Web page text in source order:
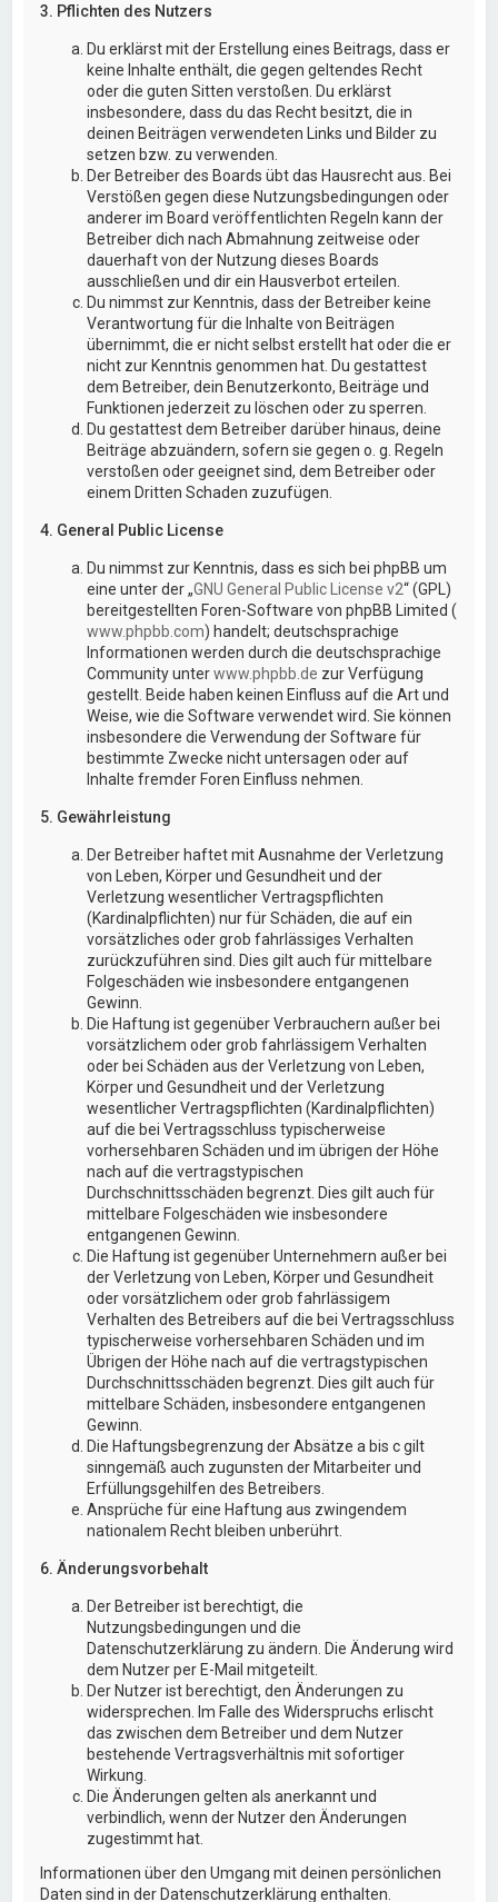
3. Pflichten des Nutzers
Du erklärst mit der Erstellung eines Beitrags, dass er
keine Inhalte enthält, die gegen geltendes Recht
oder die guten Sitten verstoßen. Du erklärst
insbesondere, dass du das Recht besitzt, die in
deinen Beiträgen verwendeten Links und Bilder zu
setzen bzw. zu verwenden.
Der Betreiber des Boards übt das Hausrecht aus. Bei
Verstößen gegen diese Nutzungsbedingungen oder
anderer im Board veröffentlichten Regeln kann der
Betreiber dich nach Abmahnung zeitweise oder
dauerhaft von der Nutzung dieses Boards
ausschließen und dir ein Hausverbot erteilen.
Du nimmst zur Kenntnis, dass der Betreiber keine
Verantwortung für die Inhalte von Beiträgen
übernimmt, die er nicht selbst erstellt hat oder die er
nicht zur Kenntnis genommen hat. Du gestattest
dem Betreiber, dein Benutzerkonto, Beiträge und
Funktionen jederzeit zu löschen oder zu sperren.
Du gestattest dem Betreiber darüber hinaus, deine
Beiträge abzuändern, sofern sie gegen o. g. Regeln
verstoßen oder geeignet sind, dem Betreiber oder
einem Dritten Schaden zuzufügen.
4. General Public License
Du nimmst zur Kenntnis, dass es sich bei phpBB um
eine unter der „GNU General Public License v2“ (GPL)
bereitgestellten Foren-Software von phpBB Limited (
www.phpbb.com) handelt; deutschsprachige
Informationen werden durch die deutschsprachige
Community unterwww.phpbb.de zur Verfügung
gestellt. Beide haben keinen Einfluss auf die Art und
Weise, wie die Software verwendet wird. Sie können
insbesondere die Verwendung der Software für
bestimmte Zwecke nicht untersagen oder auf
Inhalte fremder Foren Einfluss nehmen.
5. Gewährleistung
Der Betreiber haftet mit Ausnahme der Verletzung
von Leben, Körper und Gesundheit und der
Verletzung wesentlicher Vertragspflichten
(Kardinalpflichten) nur für Schäden, die auf ein
vorsätzliches oder grob fahrlässiges Verhalten
zurückzuführen sind. Dies gilt auch für mittelbare
Folgeschäden wie insbesondere entgangenen
Gewinn.
Die Haftung ist gegenüber Verbrauchern außer bei
vorsätzlichem oder grob fahrlässigem Verhalten
oder bei Schäden aus der Verletzung von Leben,
Körper und Gesundheit und der Verletzung
wesentlicher Vertragspflichten (Kardinalpflichten)
auf die bei Vertragsschluss typischerweise
vorhersehbaren Schäden und im übrigen der Höhe
nach auf die vertragstypischen
Durchschnittsschäden begrenzt. Dies gilt auch für
mittelbare Folgeschäden wie insbesondere
entgangenen Gewinn.
Die Haftung ist gegenüber Unternehmern außer bei
der Verletzung von Leben, Körper und Gesundheit
oder vorsätzlichem oder grob fahrlässigem
Verhalten des Betreibers auf die bei Vertragsschluss
typischerweise vorhersehbaren Schäden und im
Übrigen der Höhe nach auf die vertragstypischen
Durchschnittsschäden begrenzt. Dies gilt auch für
mittelbare Schäden, insbesondere entgangenen
Gewinn.
Die Haftungsbegrenzung der Absätze a bis c gilt
sinngemäß auch zugunsten der Mitarbeiter und
Erfüllungsgehilfen des Betreibers.
Ansprüche für eine Haftung aus zwingendem
nationalem Recht bleiben unberührt.
6. Änderungsvorbehalt
Der Betreiber ist berechtigt, die
Nutzungsbedingungen und die
Datenschutzerklärung zu ändern. Die Änderung wird
dem Nutzer per E-Mail mitgeteilt.
Der Nutzer ist berechtigt, den Änderungen zu
widersprechen. Im Falle des Widerspruchs erlischt
das zwischen dem Betreiber und dem Nutzer
bestehende Vertragsverhältnis mit sofortiger
Wirkung.
Die Änderungen gelten als anerkannt und
verbindlich, wenn der Nutzer den Änderungen
zugestimmt hat.
Informationen über den Umgang mit deinen persönlichen
Daten sind in der Datenschutzerklärung enthalten.